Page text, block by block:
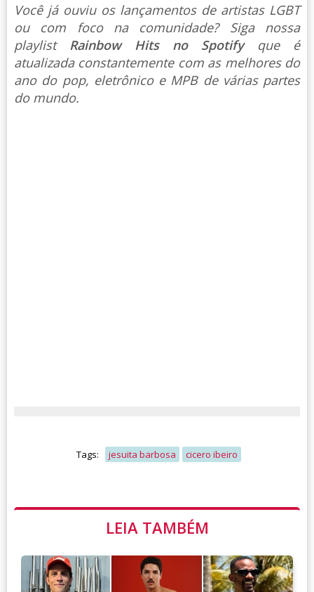
Você já ouviu os lançamentos de artistas LGBT
ou com foco na comunidade? Siga nossa
playlist Rainbow Hits no Spotify que é
atualizada constantemente com as melhores do
ano do pop, eletrônico e MPB de várias partes
do mundo.
Tags: jesuita barbosa cicero ibeiro
LEIA TAMBÉM